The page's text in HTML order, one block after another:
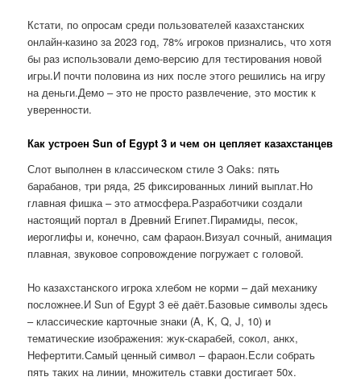
Кстати, по опросам среди пользователей казахстанских
онлайн-казино за 2023 год, 78% игроков признались, что хотя
бы раз использовали демо-версию для тестирования новой
игры.И почти половина из них после этого решились на игру
на деньги.Демо – это не просто развлечение, это мостик к
уверенности.
Как устроен Sun of Egypt 3 и чем он цепляет казахстанцев
Слот выполнен в классическом стиле 3 Oaks: пять
барабанов, три ряда, 25 фиксированных линий выплат.Но
главная фишка – это атмосфера.Разработчики создали
настоящий портал в Древний Египет.Пирамиды, песок,
иероглифы и, конечно, сам фараон.Визуал сочный, анимация
плавная, звуковое сопровождение погружает с головой.
Но казахстанского игрока хлебом не корми – дай механику
посложнее.И Sun of Egypt 3 её даёт.Базовые символы здесь
– классические карточные знаки (A, K, Q, J, 10) и
тематические изображения: жук-скарабей, сокол, анкх,
Нефертити.Самый ценный символ – фараон.Если собрать
пять таких на линии, множитель ставки достигает 50x.